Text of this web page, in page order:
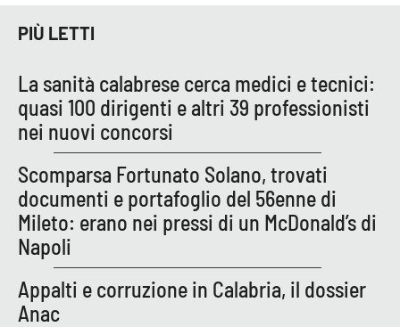
LaC TV
LaC Network
LaC OnAir
EDIZIONI
LOCALI
Catanzaro
PIÙ LETTI
La sanità calabrese cerca medici e tecnici:
quasi 100 dirigenti e altri 39 professionisti
nei nuovi concorsi
Scomparsa Fortunato Solano, trovati
documenti e portafoglio del 56enne di
Mileto: erano nei pressi di un McDonald’s di
Napoli
Appalti e corruzione in Calabria, il dossier
Anac